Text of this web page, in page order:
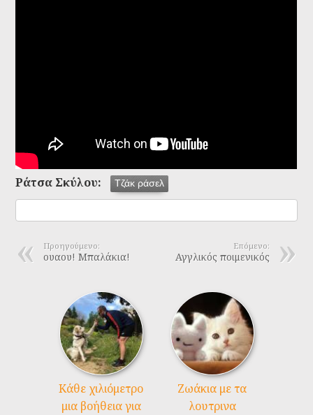
Ράτσα Σκύλου: Τζάκ ράσελ
Επόμενο:
Αγγλικός ποιμενικός
Προηγούμενο:
ουαου! Μπαλάκια!
Kάθε χιλιόμετρο
μια βοήθεια για
Ζωάκια με τα
λουτρινα